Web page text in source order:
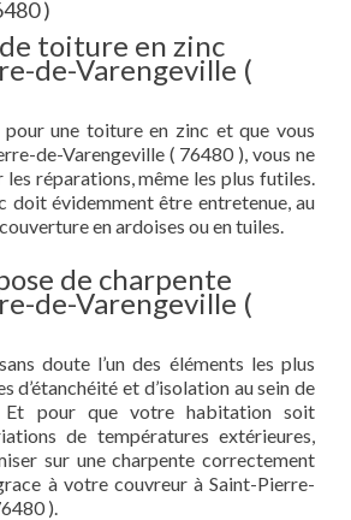
)
toiture en zinc
de-Varengeville (
une toiture en zinc et que vous
de-Varengeville ( 76480 ), vous ne
les réparations, même les plus futiles.
doit évidemment être entretenue, au
en ardoises ou en tuiles.
de charpente
de-Varengeville (
doute l’un des éléments les plus
d’étanchéité et d’isolation au sein de
Et pour que votre habitation soit
de températures extérieures,
sur une charpente correctement
à votre couvreur à Saint-Pierre-
).